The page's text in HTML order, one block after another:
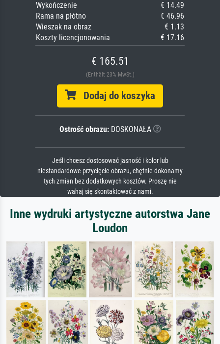
Wykończenie
€ 14.49
Rama na płótno
€ 46.96
Wieszak na obraz
€ 1.13
Koszty licencjonowania
€ 17.16
€ 165.51
(Enthält 23% MwSt.)
Dodaj do koszyka
Ostrość obrazu:DOSKONAŁA
Jeśli chcesz dostosować jasność i kolor lub
niestandardowe przycięcie obrazu, chętnie dokonamy
tych zmian bez dodatkowych kosztów. Proszę nie
wahaj się skontaktować z nami.
Inne wydruki artystyczne autorstwa Jane
Loudon